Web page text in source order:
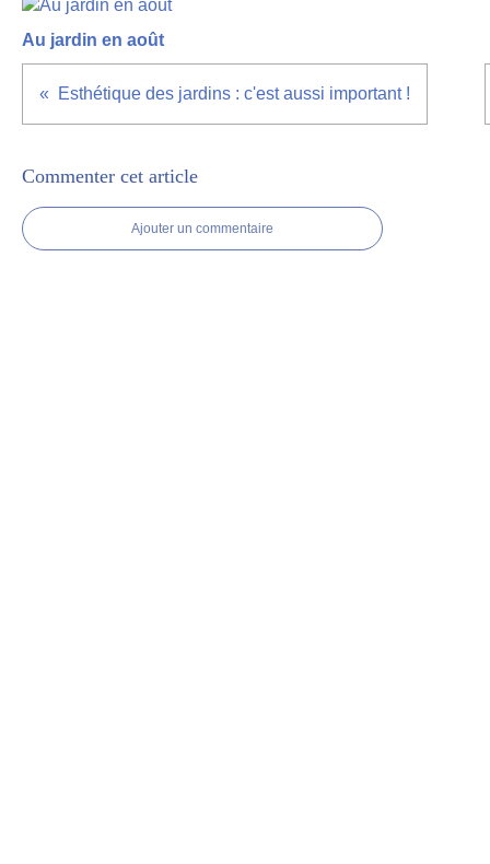
Au jardin en août
Esthétique des jardins : c'est aussi important !
Commenter cet article
Ajouter un commentaire